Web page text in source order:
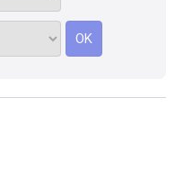
sur Scénic, huile qui
de refroidissement),
prise en charge,
OK